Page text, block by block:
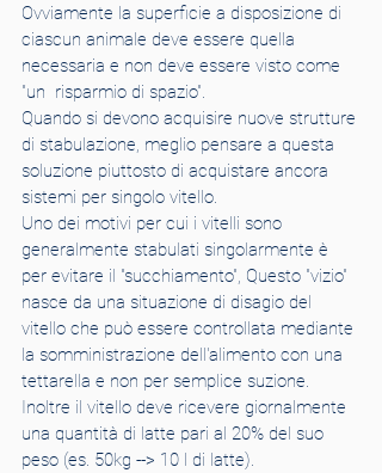
Ovviamente la superficie a disposizione di
ciascun animale deve essere quella
necessaria e non deve essere visto come
"un  risparmio di spazio".
Quando si devono acquisire nuove strutture
di stabulazione, meglio pensare a questa
soluzione piuttosto di acquistare ancora
sistemi per singolo vitello.
Uno dei motivi per cui i vitelli sono
generalmente stabulati singolarmente è
per evitare il "succhiamento", Questo "vizio"
nasce da una situazione di disagio del
vitello che può essere controllata mediante
la somministrazione dell'alimento con una
tettarella e non per semplice suzione.
Inoltre il vitello deve ricevere giornalmente
una quantità di latte pari al 20% del suo
peso (es. 50kg --> 10 l di latte).